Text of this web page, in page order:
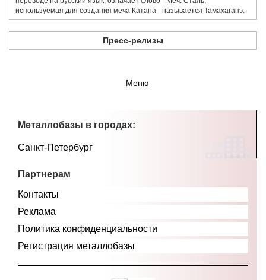
используемая для создания меча Катана - называется Тамахаганэ.
Пресс-релизы
Меню
Металлобазы в городах:
Санкт-Петербург
Партнерам
Контакты
Реклама
Политика конфиденциальности
Регистрация металлобазы